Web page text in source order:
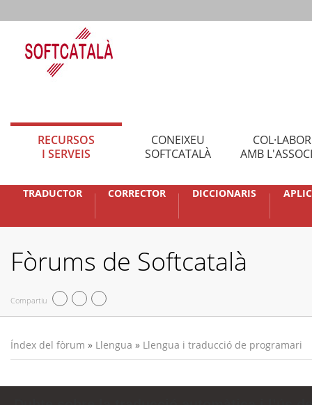
RECURSOS
I SERVEIS
CONEIXEU
SOFTCATALÀ
AMB
TRADUCTOR CORRECTOR DICCIONARIS
Fòrums de Softcatalà
Compartiu
Índex del fòrum » Llengua » Llengua i traducció de programari